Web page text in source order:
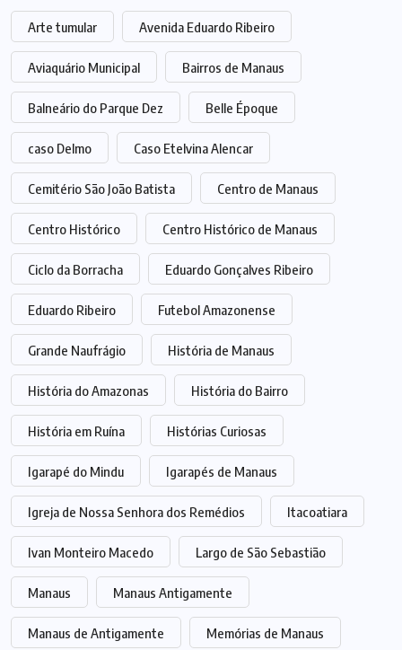
Arte tumular Avenida Eduardo Ribeiro
Aviaquário Municipal Bairros de Manaus
Balneário do Parque Dez Belle Époque
caso Delmo Caso Etelvina Alencar
Cemitério São João Batista Centro de Manaus
Centro Histórico Centro Histórico de Manaus
Ciclo da Borracha Eduardo Gonçalves Ribeiro
Eduardo Ribeiro Futebol Amazonense
Grande Naufrágio História de Manaus
História do Amazonas História do Bairro
História em Ruína Histórias Curiosas
Igarapé do Mindu Igarapés de Manaus
Igreja de Nossa Senhora dos Remédios Itacoatiara
Ivan Monteiro Macedo Largo de São Sebastião
Manaus Manaus Antigamente
Manaus de Antigamente Memórias de Manaus